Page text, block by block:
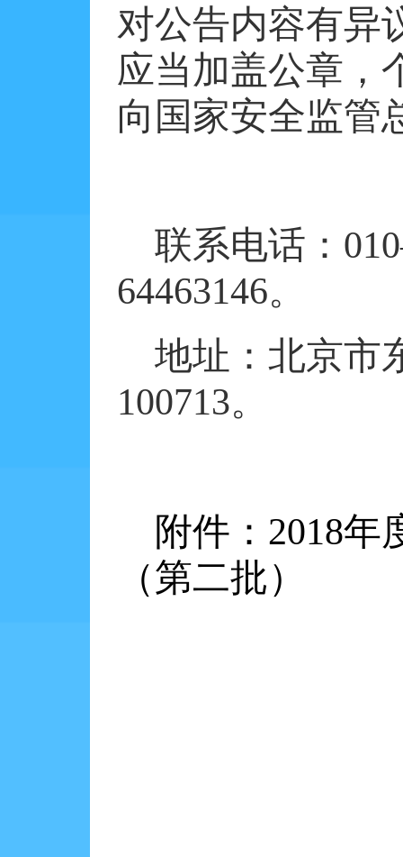
对公告内容有异
应当加盖公章，
向国家安全监管
联系电话： 010
64463146。
地址：北京市
100713。
附件： 2018年
（第二批）